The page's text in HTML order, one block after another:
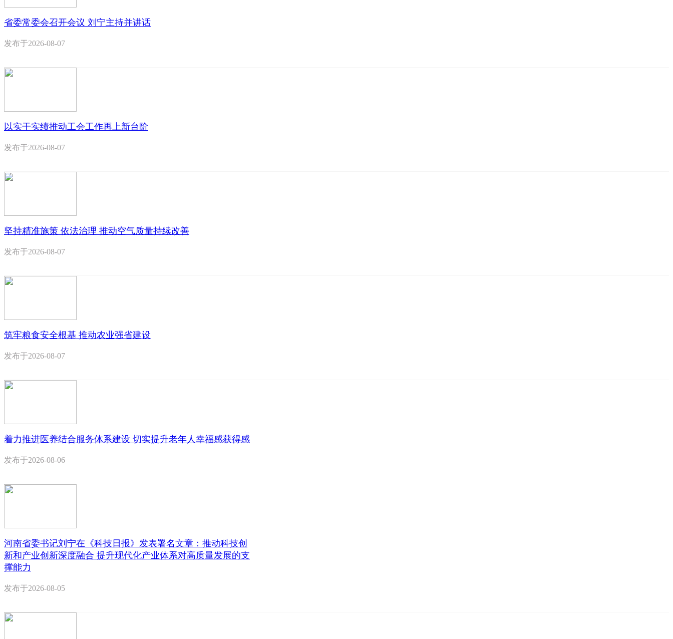
省委常委会召开会议 刘宁主持并讲话
发布于2026-08-07
以实干实绩推动工会工作再上新台阶
发布于2026-08-07
坚持精准施策 依法治理 推动空气质量持续改善
发布于2026-08-07
筑牢粮食安全根基 推动农业强省建设
发布于2026-08-07
着力推进医养结合服务体系建设 切实提升老年人幸福感获得感
发布于2026-08-06
河南省委书记刘宁在《科技日报》发表署名文章：推动科技创
新和产业创新深度融合 提升现代化产业体系对高质量发展的支
撑能力
发布于2026-08-05